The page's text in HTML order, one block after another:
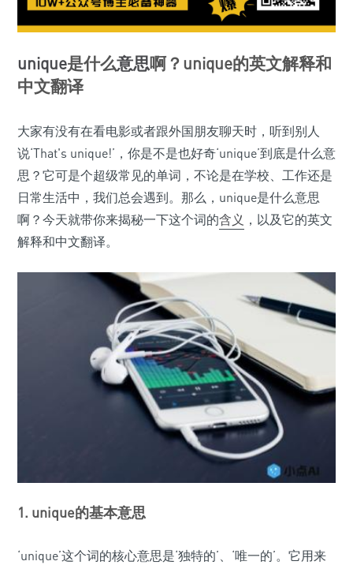
unique是什么意思啊？unique的英文解释和
中文翻译
大家有没有在看电影或者跟外国朋友聊天时，听到别人
说‘That's unique!’，你是不是也好奇‘unique’到底是什么意
思？它可是个超级常见的单词，不论是在学校、工作还是
日常生活中，我们总会遇到。那么，unique是什么意思
啊？今天就带你来揭秘一下这个词的含义 ，以及它的英文
解释和中文翻译。
1. unique的基本意思
‘unique’这个词的核心意思是‘独特的’、‘唯一的’。它用来